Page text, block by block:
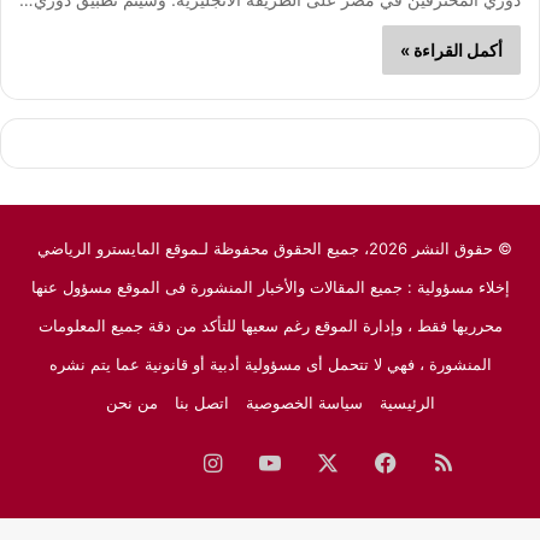
أكمل القراءة »
© حقوق النشر 2026، جميع الحقوق محفوظة لـموقع المايسترو الرياضي
إخلاء مسؤولية : جميع المقالات والأخبار المنشورة فى الموقع مسؤول عنها
محرريها فقط ، وإدارة الموقع رغم سعيها للتأكد من دقة جميع المعلومات
المنشورة ، فهي لا تتحمل أى مسؤولية أدبية أو قانونية عما يتم نشره
الرئيسية
سياسة الخصوصية اتصل بنا من نحن
ملخص
الموقع
فيسبوك ‫YouTubeانستقرام
نيوز